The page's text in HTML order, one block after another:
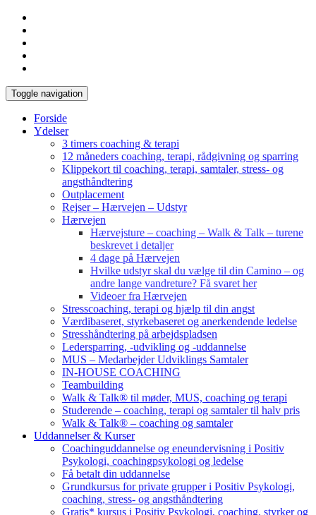
Toggle navigation
Forside
Ydelser
3 timers coaching & terapi
12 måneders coaching, terapi, rådgivning og sparring
Klippekort til coaching, terapi, samtaler, stress- og
angsthåndtering
Outplacement
Rejser – Hærvejen – Udstyr
Hærvejen
Hærvejsture – coaching – Walk & Talk – turene
beskrevet i detaljer
4 dage på Hærvejen
Hvilke udstyr skal du vælge til din Camino – og
andre lange vandreture? Få svaret her
Videoer fra Hærvejen
Stresscoaching, terapi og hjælp til din angst
Værdibaseret, styrkebaseret og anerkendende ledelse
Stresshåndtering på arbejdspladsen
Ledersparring, -udvikling og -uddannelse
MUS – Medarbejder Udviklings Samtaler
IN-HOUSE COACHING
Teambuilding
Walk & Talk® til møder, MUS, coaching og terapi
Studerende – coaching, terapi og samtaler til halv pris
Walk & Talk® – coaching og samtaler
Uddannelser & Kurser
Coachinguddannelse og eneundervisning i Positiv
Psykologi, coachingpsykologi og ledelse
Få betalt din uddannelse
Grundkursus for private grupper i Positiv Psykologi,
coaching, stress- og angsthåndtering
Gratis* kursus i Positiv Psykologi, coaching, styrker og